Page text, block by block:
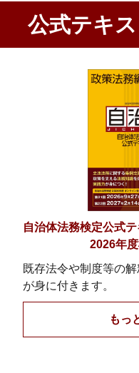
公式テキ
自治体法務検定公式
2026年
既存法令や制度等の
が身に付きます。
もっ